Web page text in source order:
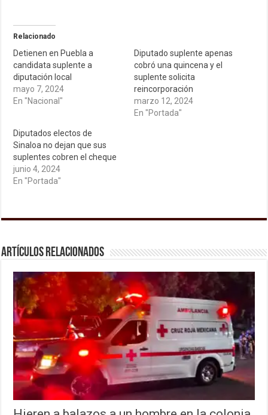
Relacionado
Detienen en Puebla a
candidata suplente a
diputación local
mayo 7, 2024
En "Nacional"
Diputado suplente apenas
cobró una quincena y el
suplente solicita
reincorporación
marzo 12, 2024
En "Portada"
Diputados electos de
Sinaloa no dejan que sus
suplentes cobren el cheque
junio 4, 2024
En "Portada"
Artículos relacionados